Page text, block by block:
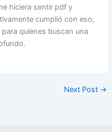
hiciera sentir pdf y
cumplió con eso,
quienes buscan una
Next Post →